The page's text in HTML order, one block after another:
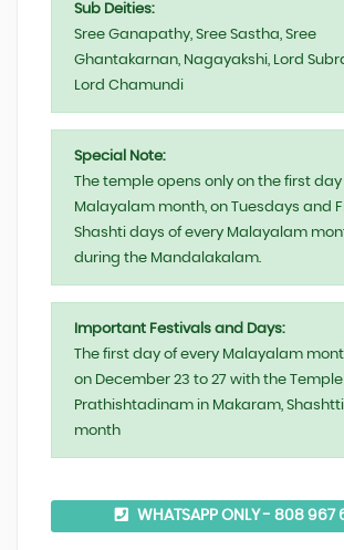
Sub Deities:
Sree Ganapathy, Sree Sastha, Sree
Ghantakarnan, Nagayakshi, Lord
Lord Chamundi
Special Note:
The temple opens only on the first
Malayalam month, on Tuesdays and
Shashti days of every Malayalam
during the Mandalakalam.
Important Festivals and Days:
The first day of every Malayalam
on December 23 to 27 with the Temple
Prathishtadinam in Makaram,
month
WHATSAPP ONLY - 808 967